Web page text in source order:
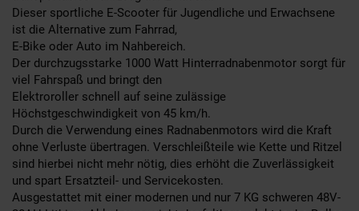
Dieser sportliche E-Scooter für Jugendliche und Erwachsene
ist die Alternative zum Fahrrad,
E-Bike oder Auto im Nahbereich.
Der durchzugsstarke 1000 Watt Hinterradnabenmotor sorgt für
viel Fahrspaß und bringt den
Elektroroller schnell auf seine zulässige
Höchstgeschwindigkeit von 45 km/h.
Durch die Verwendung eines Radnabenmotors wird die Kraft
ohne Verluste übertragen. Verschleißteile wie Kette und Ritzel
sind hierbei nicht mehr nötig, dies erhöht die Zuverlässigkeit
und spart Ersatzteil- und Servicekosten.
Ausgestattet mit einer modernen und nur 7 KG schweren 48V-